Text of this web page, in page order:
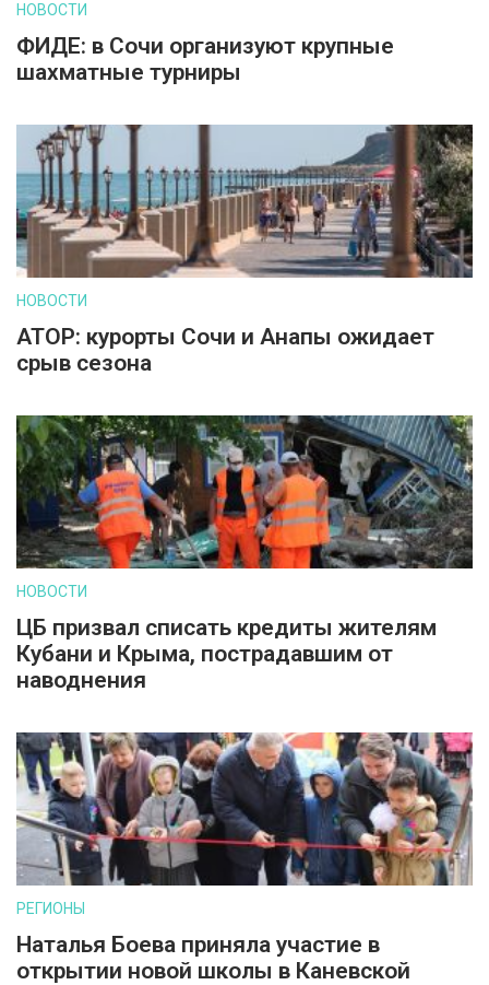
НОВОСТИ
ФИДЕ: в Сочи организуют крупные
шахматные турниры
НОВОСТИ
АТОР: курорты Сочи и Анапы ожидает
срыв сезона
НОВОСТИ
ЦБ призвал списать кредиты жителям
Кубани и Крыма, пострадавшим от
наводнения
РЕГИОНЫ
Наталья Боева приняла участие в
открытии новой школы в Каневской